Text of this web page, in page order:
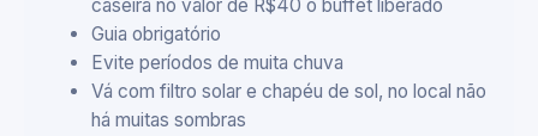
caseira no valor de R$40 o buffet liberado
Guia obrigatório
Evite períodos de muita chuva
Vá com filtro solar e chapéu de sol, no local não
há muitas sombras